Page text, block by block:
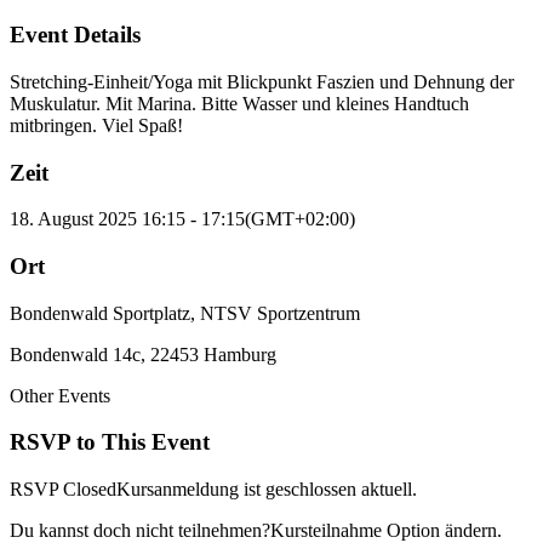
Event Details
Stretching-Einheit/Yoga mit Blickpunkt Faszien und Dehnung der
Muskulatur. Mit Marina. Bitte Wasser und kleines Handtuch
mitbringen. Viel Spaß!
Zeit
18. August 2025 16:15 - 17:15(GMT+02:00)
Ort
Bondenwald Sportplatz, NTSV Sportzentrum
Bondenwald 14c, 22453 Hamburg
Other Events
RSVP to This Event
RSVP ClosedKursanmeldung ist geschlossen aktuell.
Du kannst doch nicht teilnehmen?Kursteilnahme Option ändern.